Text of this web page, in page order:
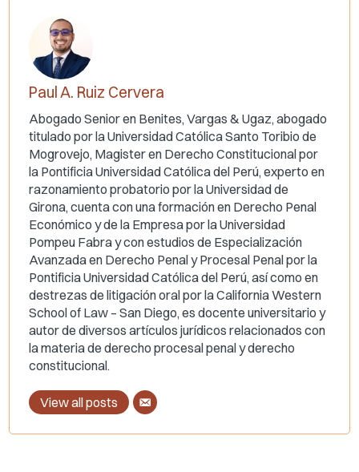
Paul A. Ruiz Cervera
Abogado Senior en Benites, Vargas & Ugaz, abogado
titulado por la Universidad Católica Santo Toribio de
Mogrovejo, Magister en Derecho Constitucional por
la Pontificia Universidad Católica del Perú, experto en
razonamiento probatorio por la Universidad de
Girona, cuenta con una formación en Derecho Penal
Económico y de la Empresa por la Universidad
Pompeu Fabra y con estudios de Especialización
Avanzada en Derecho Penal y Procesal Penal por la
Pontificia Universidad Católica del Perú, así como en
destrezas de litigación oral por la California Western
School of Law – San Diego, es docente universitario y
autor de diversos artículos jurídicos relacionados con
la materia de derecho procesal penal y derecho
constitucional.
View all posts